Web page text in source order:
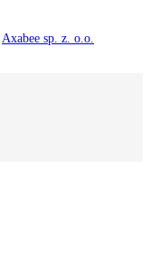
Axabee sp. z. o.o.